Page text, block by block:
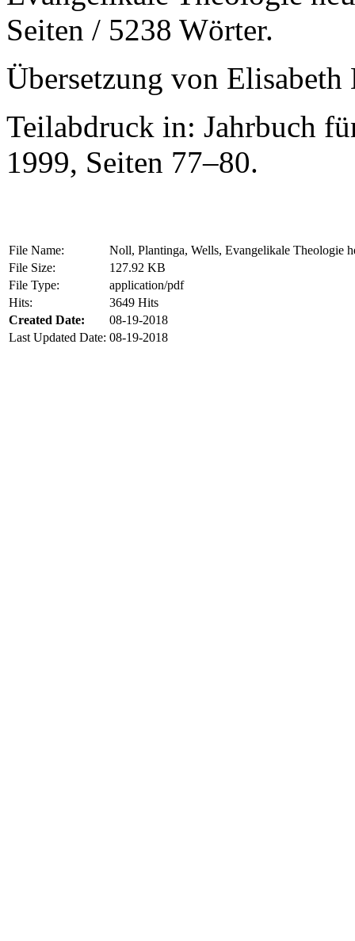
Seiten / 5238 Wörter.
Übersetzung von
Teilabdruck in: Jahrbuch
1999, Seiten 77–80.
File Name:
Noll, Plantinga, Wells, Evangelikale Theologie
File Size:
127.92 KB
File Type:
application/pdf
Hits:
3649 Hits
Created Date:
08-19-2018
Last Updated Date: 08-19-2018